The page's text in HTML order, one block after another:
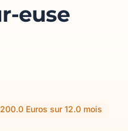
euse
Euros sur 12.0 mois